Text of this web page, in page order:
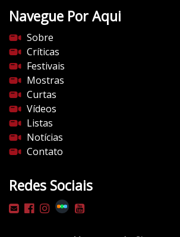
Navegue Por Aqui
Sobre
Críticas
Festivais
Mostras
Curtas
Vídeos
Listas
Notícias
Contato
Redes Sociais